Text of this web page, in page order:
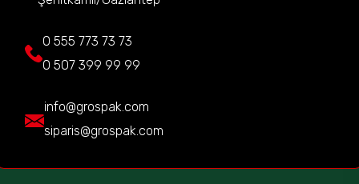
0 555 773 73 73
0 507 399 99 99
info@grospak.com
siparis@grospak.com